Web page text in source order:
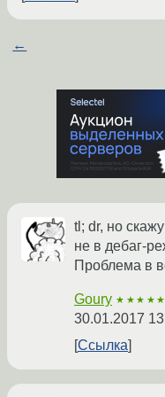
←
tl; dr, но
не в дебаг-
Проблема в
Goury ★★★★★
30.01.2017
Ссылка